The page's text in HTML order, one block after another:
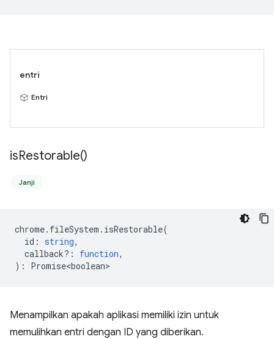
entri
Entri
isRestorable()
Janji
chrome. fileSystem . isRestorable(
id : string,
callback? : function,
) : Promise<boolean>
Menampilkan apakah aplikasi memiliki izin untuk
memulihkan entri dengan ID yang diberikan.